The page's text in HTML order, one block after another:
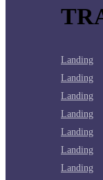
Landing
Landing
Landing
Landing
Landing
Landing
Landing